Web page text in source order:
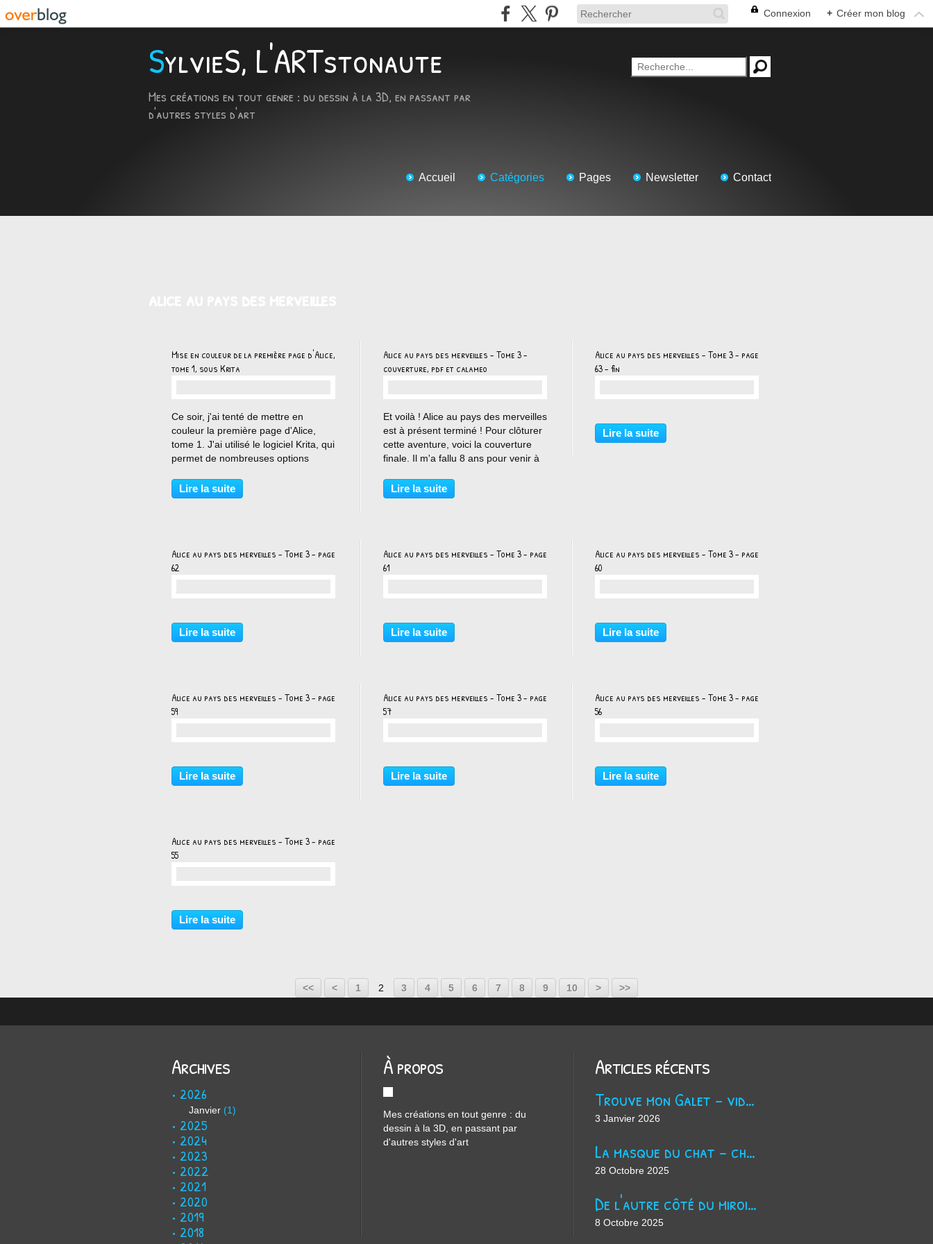
Connexion + Créer mon blog
SylvieS, L'ARTstonaute
Mes créations en tout genre : du dessin à la 3D, en passant par
d'autres styles d'art
Accueil Catégories Pages Newsletter Contact
Mise en couleur de la première page d'Alice,
tome 1, sous Krita
Ce soir, j'ai tenté de mettre en
couleur la première page d'Alice,
tome 1. J'ai utilisé le logiciel Krita, qui
permet de nombreuses options
colorisation automatique. La
première image est la mise en place
Lire la suite
Alice au pays des merveilles - Tome 3 -
couverture, pdf et calameo
Et voilà ! Alice au pays des merveilles
est à présent terminé ! Pour clôturer
cette aventure, voici la couverture
finale. Il m'a fallu 8 ans pour venir à
célèbre. J'ai apprécié la compagnie
de la petite Alice, mais à...
Lire la suite
Alice au pays des merveilles - Tome 3 - page
63 - fin
Lire la suite
Alice au pays des merveilles - Tome 3 - page
62
Lire la suite
Alice au pays des merveilles - Tome 3 - page
61
Lire la suite
Alice au pays des merveilles - Tome 3 - page
60
Lire la suite
Alice au pays des merveilles - Tome 3 - page
59
Lire la suite
Alice au pays des merveilles - Tome 3 - page
57
Lire la suite
Alice au pays des merveilles - Tome 3 - page
56
Lire la suite
Alice au pays des merveilles - Tome 3 - page
55
Lire la suite
<< < 1 2 3 4 5 6 7 8 9 10 > >>
Archives
2026
Janvier (1)
2025
2024
2023
2022
2021
2020
2019
2018
À propos
Mes créations en tout genre : du
dessin à la 3D, en passant par
d'autres styles d'art
Articles récents
Trouve mon Galet - vidéo Youtube
3 Janvier 2026
La masque du chat - chanson d'Halloween
28 Octobre 2025
De l'autre côté du miroir - chanson suno ai
8 Octobre 2025